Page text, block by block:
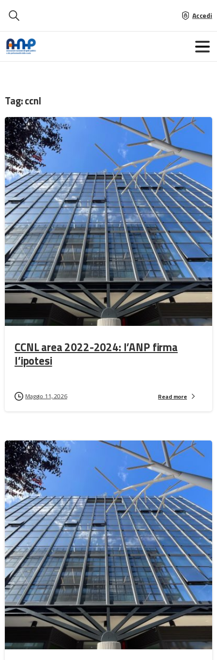
Accedi
Tag:ccnl
CCNL area 2022-2024: l’ANP firma
l’ipotesi
Maggio 11, 2026 Read more